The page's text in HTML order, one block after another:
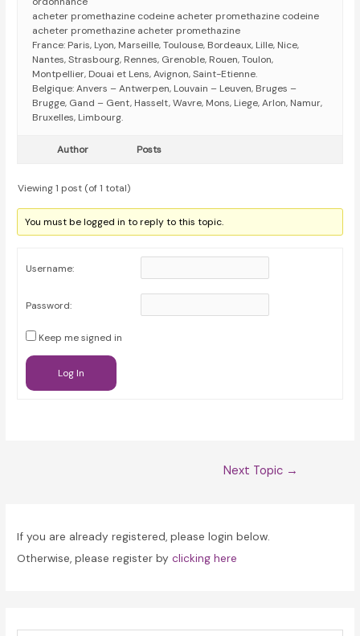
acheter promethazine codeine acheter promethazine codeine
acheter promethazine acheter promethazine
France: Paris, Lyon, Marseille, Toulouse, Bordeaux, Lille, Nice,
Nantes, Strasbourg, Rennes, Grenoble, Rouen, Toulon,
Montpellier, Douai et Lens, Avignon, Saint-Etienne.
Belgique: Anvers – Antwerpen, Louvain – Leuven, Bruges –
Brugge, Gand – Gent, Hasselt, Wavre, Mons, Liege, Arlon, Namur,
Bruxelles, Limbourg.
Author Posts
Viewing 1 post (of 1 total)
You must be logged in to reply to this topic.
Username:
Password:
Keep me signed in
Log In
Next Topic →
If you are already registered, please login below.
Otherwise, please register byclicking here